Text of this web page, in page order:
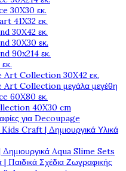
30X30 εκ.
41X32 εκ.
30X42 εκ.
30X30 εκ.
90x214 εκ.
Art Collection 30X42 εκ.
Art Collection μεγάλα μεγέθη
60X80 εκ.
40X30 cm
για Decoupage
Craft | Δημιουργικά Υλικά
Δημιουργικά Aqua Slime Sets
| Παιδικά Σχέδια Ζωγραφικής